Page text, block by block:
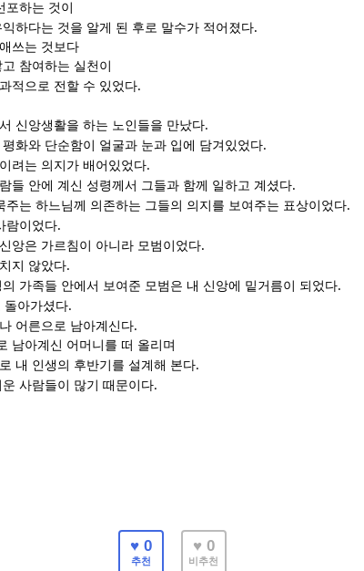
하는 것이
하다는 것을 알게 된 후로 말수가 적어졌다.
쓰는 것보다
참여하는 실천이
적으로 전할 수 있었다.
신앙생활을 하는 노인들을 만났다.
화와 단순함이 얼굴과 눈과 입에 담겨있었다.
려는 의지가 배어있었다.
들 안에 계신 성령께서 그들과 함께 일하고 계셨다.
주는 하느님께 의존하는 그들의 의지를 보여주는 표상이었다.
람이었다.
앙은 가르침이 아니라 모범이었다.
지 않았다.
가족들 안에서 보여준 모범은 내 신앙에 밑거름이 되었다.
돌아가셨다.
어른으로 남아계신다.
남아계신 어머니를 떠 올리며
내 인생의 후반기를 설계해 본다.
사람들이 많기 때문이다.
♥ 0
추천
♥ 0
비추천